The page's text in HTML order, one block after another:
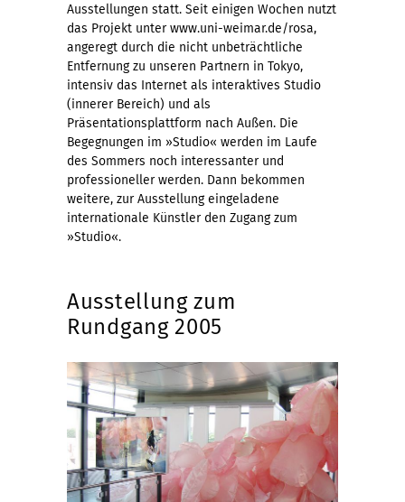
Ausstellungen statt. Seit einigen Wochen nutzt
das Projekt unter www.uni-weimar.de/rosa,
angeregt durch die nicht unbeträchtliche
Entfernung zu unseren Partnern in Tokyo,
intensiv das Internet als interaktives Studio
(innerer Bereich) und als
Präsentationsplattform nach Außen. Die
Begegnungen im »Studio« werden im Laufe
des Sommers noch interessanter und
professioneller werden. Dann bekommen
weitere, zur Ausstellung eingeladene
internationale Künstler den Zugang zum
»Studio«.
Ausstellung zum
Rundgang 2005